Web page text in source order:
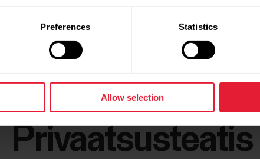
Preferences Statistics
Allow selection
juhtudel.
Privaatsusteatis